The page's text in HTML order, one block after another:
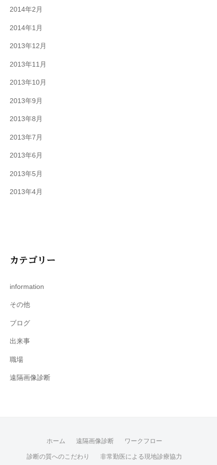
2014年2月
2014年1月
2013年12月
2013年11月
2013年10月
2013年9月
2013年8月
2013年7月
2013年6月
2013年5月
2013年4月
カテゴリー
information
その他
ブログ
出来事
職場
遠隔画像診断
ホーム 遠隔画像診断 ワークフロー
診断の質へのこだわり 非常勤医による現地診療協力